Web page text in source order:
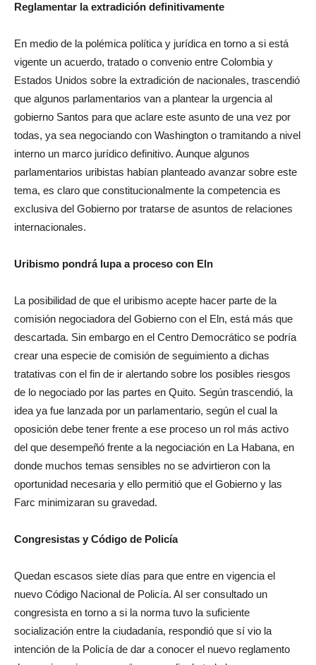
Reglamentar la extradición definitivamente
En medio de la polémica política y jurídica en torno a si está
vigente un acuerdo, tratado o convenio entre Colombia y
Estados Unidos sobre la extradición de nacionales, trascendió
que algunos parlamentarios van a plantear la urgencia al
gobierno Santos para que aclare este asunto de una vez por
todas, ya sea negociando con Washington o tramitando a nivel
interno un marco jurídico definitivo. Aunque algunos
parlamentarios uribistas habían planteado avanzar sobre este
tema, es claro que constitucionalmente la competencia es
exclusiva del Gobierno por tratarse de asuntos de relaciones
internacionales.
Uribismo pondrá lupa a proceso con Eln
La posibilidad de que el uribismo acepte hacer parte de la
comisión negociadora del Gobierno con el Eln, está más que
descartada. Sin embargo en el Centro Democrático se podría
crear una especie de comisión de seguimiento a dichas
tratativas con el fin de ir alertando sobre los posibles riesgos
de lo negociado por las partes en Quito. Según trascendió, la
idea ya fue lanzada por un parlamentario, según el cual la
oposición debe tener frente a ese proceso un rol más activo
del que desempeñó frente a la negociación en La Habana, en
donde muchos temas sensibles no se advirtieron con la
oportunidad necesaria y ello permitió que el Gobierno y las
Farc minimizaran su gravedad.
Congresistas y Código de Policía
Quedan escasos siete días para que entre en vigencia el
nuevo Código Nacional de Policía. Al ser consultado un
congresista en torno a si la norma tuvo la suficiente
socialización entre la ciudadanía, respondió que sí vio la
intención de la Policía de dar a conocer el nuevo reglamento